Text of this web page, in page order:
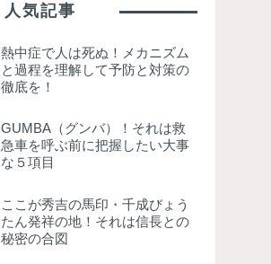
人気記事
熱中症で人は死ぬ！メカニズム
と過程を理解して予防と対策の
徹底を！
GUMBA（グンバ）！それは救
急車を呼ぶ前に把握したい大事
な５項目
ここが秀吉の馬印・千成びょう
たん発祥の地！それは信長との
秘密の合図